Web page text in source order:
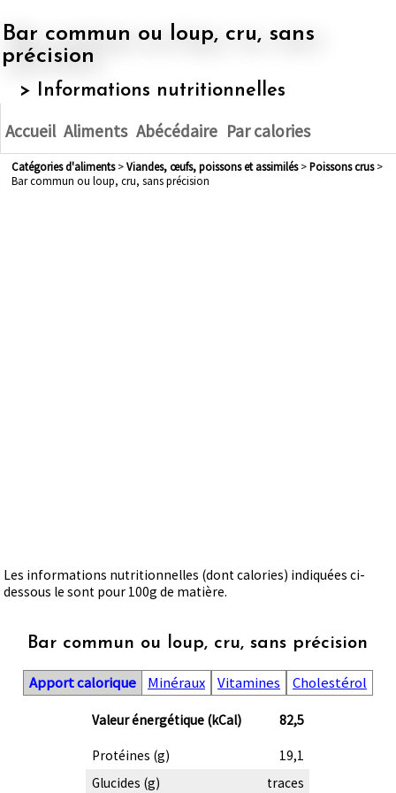
Bar commun ou loup, cru, sans
précision
> Informations nutritionnelles
Accueil Aliments Abécédaire Par calories
Catégories d'aliments> viandes, œufs, poissons et assimilés> poissons crus>
Bar commun ou loup, cru, sans précision
Les informations nutritionnelles (dont calories) indiquées ci-
dessous le sont pour 100g de matière.
Bar commun ou loup, cru, sans précision
Apport calorique Minéraux Vitamines Cholestérol
Valeur énergétique (kCal) 82,5
Protéines (g)
19,1
Glucides (g)
traces